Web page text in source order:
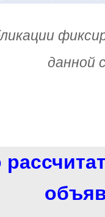
данной